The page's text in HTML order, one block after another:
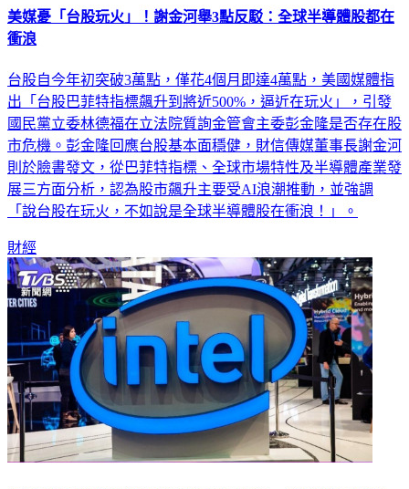
美媒憂「台股玩火」！謝金河舉3點反駁：全球半導體股都在
衝浪
台股自今年初突破3萬點，僅花4個月即達4萬點，美國媒體指
出「台股巴菲特指標飆升到將近500%，逼近在玩火」，引發
國民黨立委林德福在立法院質詢金管會主委彭金隆是否存在股
市危機。彭金隆回應台股基本面穩健，財信傳媒董事長謝金河
則於臉書發文，從巴菲特指標、全球市場特性及半導體產業發
展三方面分析，認為股市飆升主要受AI浪潮推動，並強調
「說台股在玩火，不如說是全球半導體股在衝浪！」。
財經